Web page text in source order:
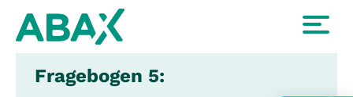
Fragebogen 5: